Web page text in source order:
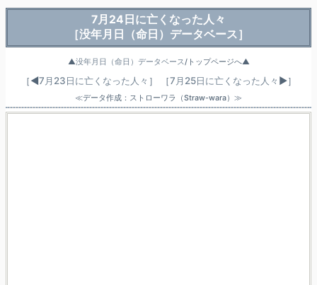
7月24日に亡くなった人々
［没年月日（命日）データベース］
▲没年月日（命日）データベース/トップページへ▲
［◀7月23日に亡くなった人々 ］ ［7月25日に亡くなった人々 ▶］
≪データ作成：ストローワラ（Straw-wara）≫